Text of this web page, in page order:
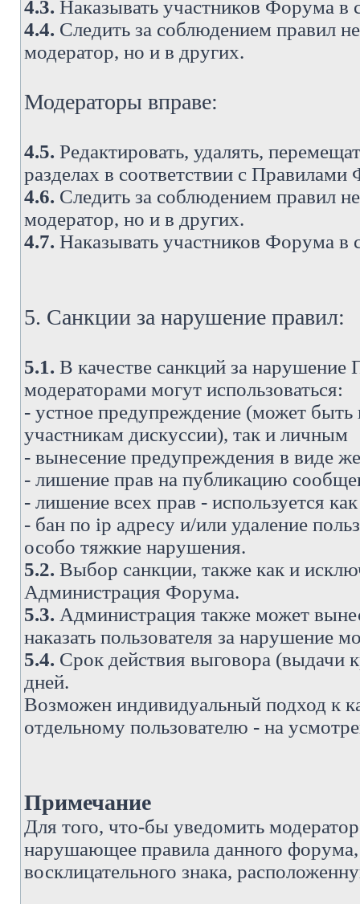
4.3. Наказывать участников Форума
4.4. Следить за соблюдением правил
модератор, но и в других.
Модераторы вправе:
4.5. Редактировать, удалять,
разделах в соответствии с
4.6. Следить за соблюдением правил
модератор, но и в других.
4.7. Наказывать участников Форума
5. Санкции за нарушение правил:
5.1. В качестве санкций за
модераторами могут использоваться:
- устное предупреждение (может
участникам дискуссии), так и личным
- вынесение предупреждения в виде
- лишение прав на публикацию
- лишение всех прав - используется
- бан по ip адресу и/или удаление
особо тяжкие нарушения.
5.2. Выбор санкции, также как и
Администрация Форума.
5.3. Администрация также может
наказать пользователя за
5.4. Срок действия выговора (выдачи
дней.
Возможен индивидуальный подход к
отдельному пользователю - на
Примечание
Для того, что-бы уведомить
нарушающее правила данного форума,
восклицательного знака,